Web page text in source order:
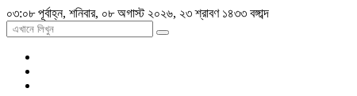
০৩:০৮ পূর্বাহ্ন, শনিবার, ০৮ অগাস্ট ২০২৬, ২৩ শ্রাবণ ১৪৩৩ বঙ্গাব্দ